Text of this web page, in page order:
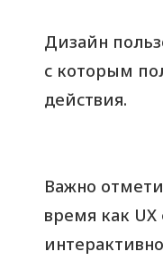
Дизайн
с которым
действия.
Важно
время как